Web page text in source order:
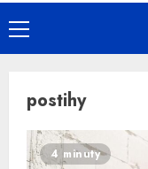
Primary
Menu
postihy
4 minuty